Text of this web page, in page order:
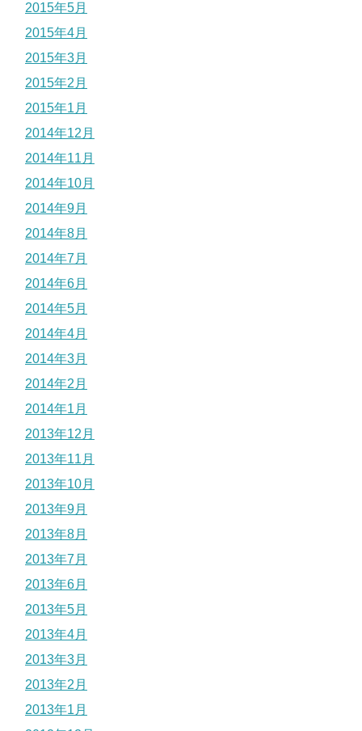
2015年5月
2015年4月
2015年3月
2015年2月
2015年1月
2014年12月
2014年11月
2014年10月
2014年9月
2014年8月
2014年7月
2014年6月
2014年5月
2014年4月
2014年3月
2014年2月
2014年1月
2013年12月
2013年11月
2013年10月
2013年9月
2013年8月
2013年7月
2013年6月
2013年5月
2013年4月
2013年3月
2013年2月
2013年1月